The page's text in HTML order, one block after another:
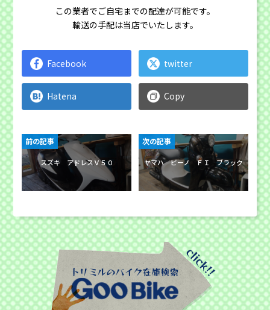
この業者でご自宅までの配達が可能です。
輸送の手配は当店でいたします。
Facebook twitter
Hatena Copy
スズキ アドレスＶ５０
前の記事
ヤマハ ビーノ ＦＩ ブラック
次の記事